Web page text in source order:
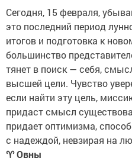
Сегодня, 15 февраля,
это последний период
итогов и подготовка к
большинство
тянет в поиск — себя,
высшей цели. Чувство
если найти эту цель,
придаст смысл
придает оптимизма,
с надеждой, невзирая на
♈Овны